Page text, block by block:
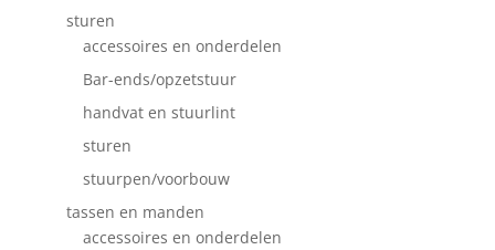
sturen
accessoires en onderdelen
Bar-ends/opzetstuur
handvat en stuurlint
sturen
stuurpen/voorbouw
tassen en manden
accessoires en onderdelen